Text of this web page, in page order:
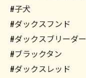
#子犬
#ダックスフンド
#ダックスブリーダー
#ブラックタン
#ダックスレッド